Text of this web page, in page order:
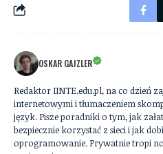
OSKAR GAJZLER
Redaktor IINTE.edu.pl, na co dzień
internetowymi i tłumaczeniem
język. Pisze poradniki o tym, jak
bezpiecznie korzystać z sieci i jak
oprogramowanie. Prywatnie tropi